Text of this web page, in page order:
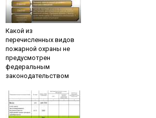
Какой из
перечисленных видов
пожарной охраны не
предусмотрен
федеральным
законодательством